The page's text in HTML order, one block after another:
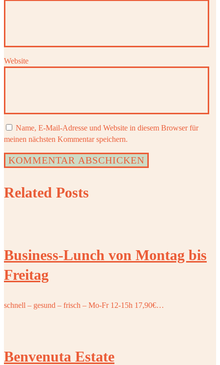
Website
Name, E-Mail-Adresse und Website in diesem Browser für
meinen nächsten Kommentar speichern.
Related Posts
Business-Lunch von Montag bis
Freitag
schnell – gesund – frisch – Mo-Fr 12-15h 17,90€…
Benvenuta Estate